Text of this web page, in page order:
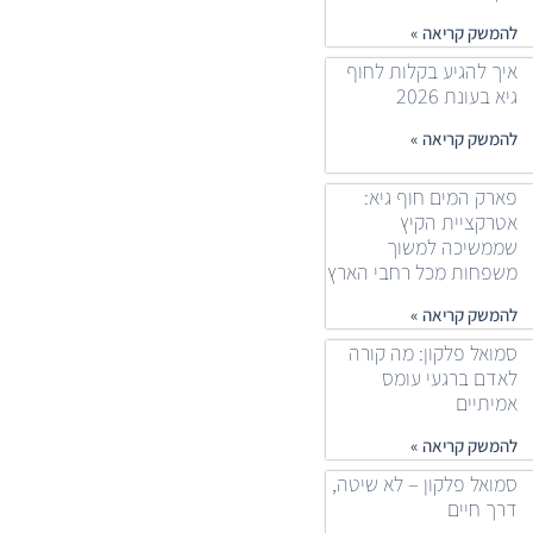
להמשק קריאה »
איך להגיע בקלות לחוף
גיא בעונת 2026
להמשק קריאה »
פארק המים חוף גיא:
אטרקציית הקיץ
שממשיכה למשוך
משפחות מכל רחבי הארץ
להמשק קריאה »
סמואל פלקון: מה קורה
לאדם ברגעי עומס
אמיתיים
להמשק קריאה »
סמואל פלקון – לא שיטה,
דרך חיים